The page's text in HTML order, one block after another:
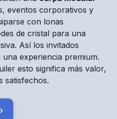
eventos corporativos y
con lonas
de cristal para una
Así los invitados
experiencia premium.
esto significa más valor,
satisfechos.